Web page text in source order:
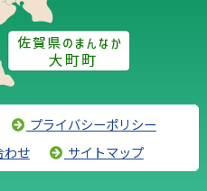
プライバシーポリシー
わせ サイトマップ